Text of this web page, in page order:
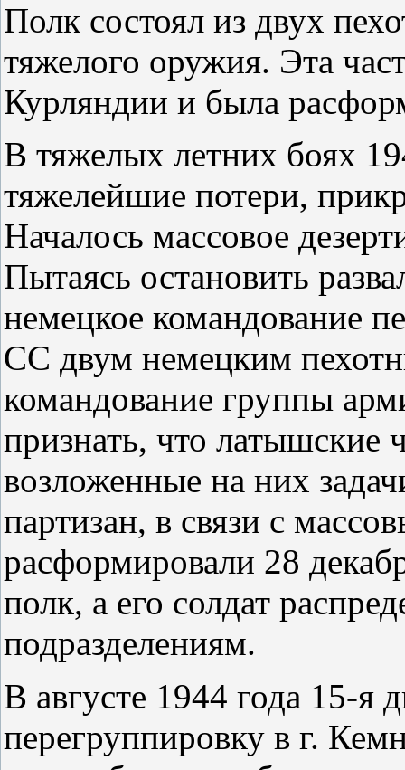
Полк состоял из двух
тяжелого оружия. Эта
Курляндии и была
В тяжелых летних боях
тяжелейшие потери,
Началось массовое
Пытаясь остановить
немецкое командование
СС двум немецким
командование группы
признать, что латышские
возложенные на них
партизан, в связи с
расформировали 28
полк, а его солдат
подразделениям.
В августе 1944 года 15-я
перегруппировку в г.